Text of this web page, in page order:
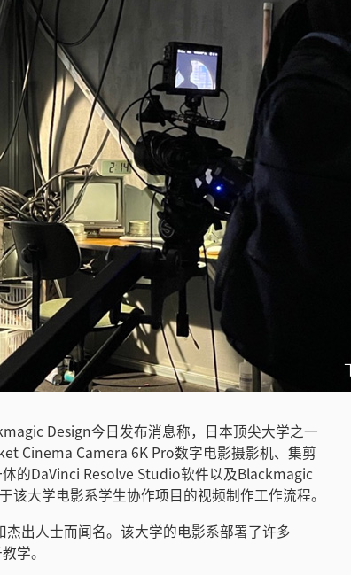
Design今日发布消息称，日本顶尖大学之一
Cinema Camera 6K Pro数字电影摄影机、集剪
的DaVinci Resolve Studio软件以及Blackmagic
大学电影系学生协作项目的视频制作工作流程。
出人士而闻名。该大学的电影系部署了许多
学。